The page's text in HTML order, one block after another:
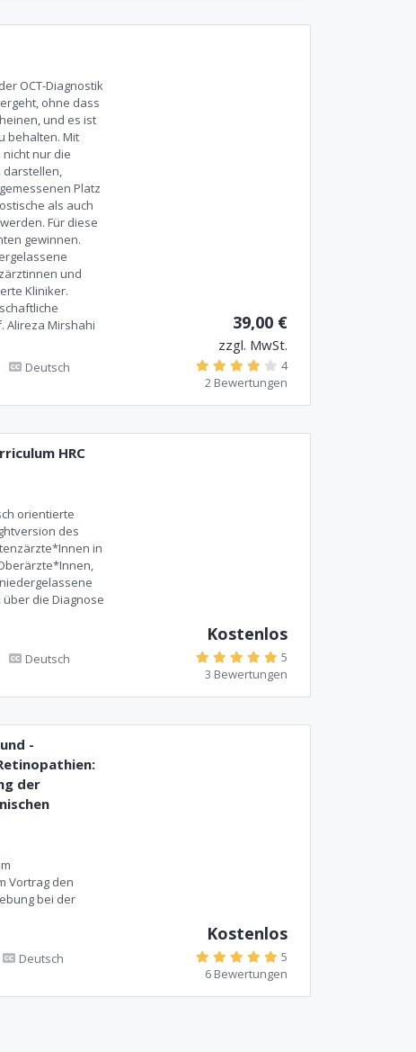
OCT-Diagnostik
ohne dass
und es ist
behalten. Mit
nur die
darstellen,
Platz
als auch
Für diese
gewinnen.
und
Kliniker.
Alireza Mirshahi
Deutsch
39,00 €
zzgl. MwSt.
4
2 Bewertungen
HRC
orientierte
des
in
die Diagnose
Deutsch
Kostenlos
5
3 Bewertungen
-
der
Vortrag den
bei der
Deutsch
Kostenlos
5
6 Bewertungen